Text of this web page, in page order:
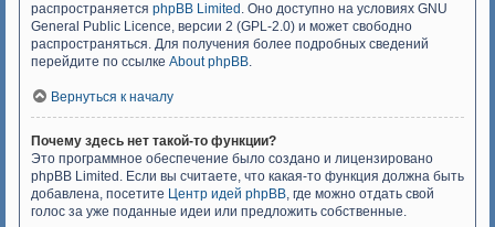
распространяется phpBB Limited . Оно доступно на условиях GNU
General Public Licence, версии 2 (GPL-2.0) и может свободно
распространяться. Для получения более подробных сведений
перейдите по ссылке About phpBB.
Вернуться к началу
Почему здесь нет такой-то функции?
Это программное обеспечение было создано и лицензировано
phpBB Limited. Если вы считаете, что какая-то функция должна быть
добавлена, посетите Центр идей phpBB, где можно отдать свой
голос за уже поданные идеи или предложить собственные.